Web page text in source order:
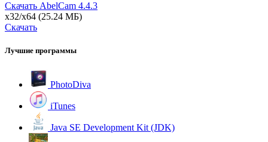
Скачать AbelCam 4.4.3
x32/x64 (25.24 МБ)
Скачать
Лучшие программы
PhotoDiva
iTunes
Java SE Development Kit (JDK)